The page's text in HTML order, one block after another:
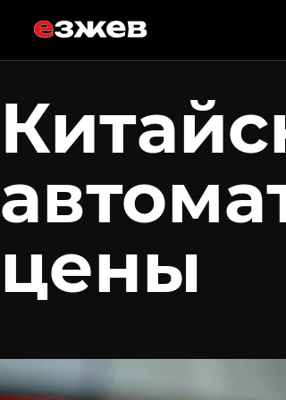
2 июля 2026 г.
цены